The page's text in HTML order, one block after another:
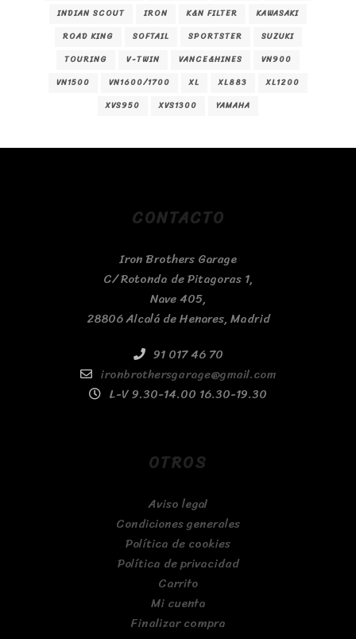
INDIAN SCOUT
IRON K&N FILTER
KAWASAKI
ROAD KING
SOFTAIL SPORTSTER
SUZUKI
TOURING
V-TWIN VANCE&HINES
VN900
VN1500
VN1600/1700 XL XL883
XL1200
XVS950
XVS1300 YAMAHA
CONTACTO
Iron Brothers Garage
C/ Rotonda de Pitagoras 1,
Nave 405,
28806 Alcalá de Henares, Madrid
91 017 46 70
ironbrothersgarage@gmail.com
L-V 9.30-14.00 16.30-19.30
OTROS
Aviso legal
Condiciones generales
Política de cookies
Política de privacidad
Carrito
Mi cuenta
Finalizar compra